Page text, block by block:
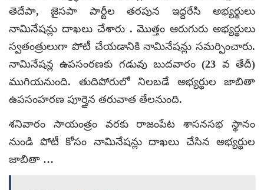
తెదేపా, జైసపా పార్టీల తరపున ఇద్దరేసి అభ్యర్థులు
నామినేషన్లు దాఖలు చేశారు . మొత్తం ఆరుగురు అభ్యర్థులు
స్వతంత్రులుగా పోటీ చేయడానికి నామినేషన్లు సమర్పించారు.
నామినేషన్ల ఉపసంరణకు గడువు బుదవారం (23 వ తేదీ)
ముగియనుంది. తుదిపోరులో నిలబడే అభ్యర్థుల జాబితా
ఉపసంహరణ పూర్తైన తరువాత తేలనుంది.
శనివారం సాయంత్రం వరకు రాజంపేట శాసనసభ స్థానం
నుండి పోటీ కోసం నామినేషన్లు దాఖలు చేసిన అభ్యర్థుల
జాబితా …